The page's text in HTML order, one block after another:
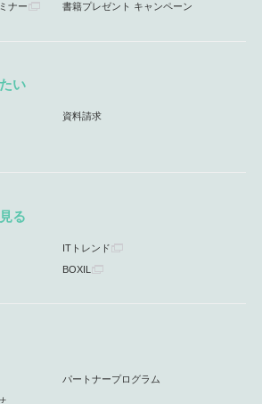
ナー 書籍プレゼント キャンペーン
い
資料請求
る
ITトレンド
BOXIL
パートナープログラム